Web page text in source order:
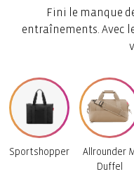
Fini le manque
entraînements. Avec
Sportshopper
Allrounder
Duffel